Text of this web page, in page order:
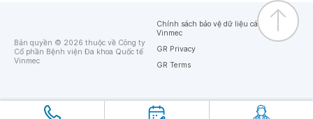
Bản quyền © 2026 thuộc về Công ty
Cổ phần Bệnh viện Đa khoa Quốc tế
Vinmec
Chính sách bảo vệ dữ liệu cá nhân của
Vinmec
GR Privacy
GR Terms